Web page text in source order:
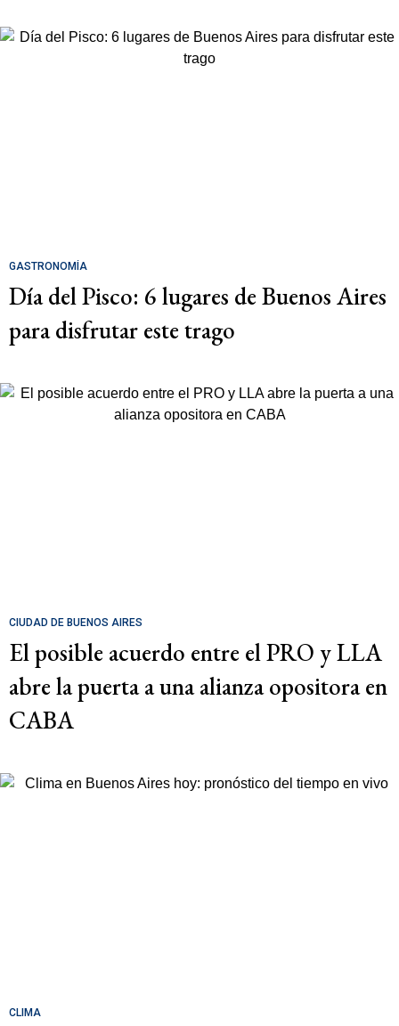
GASTRONOMÍA
Día del Pisco: 6 lugares de Buenos Aires
para disfrutar este trago
CIUDAD DE BUENOS AIRES
El posible acuerdo entre el PRO y LLA
abre la puerta a una alianza opositora en
CABA
CLIMA